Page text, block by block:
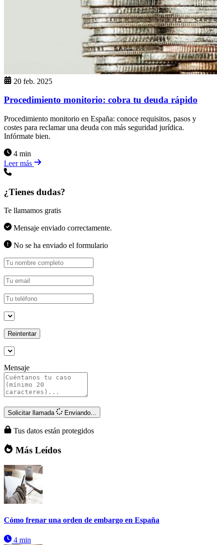
20 feb. 2025
Procedimiento monitorio: cobra tu deuda rápido
Procedimiento monitorio en España: conoce requisitos, pasos y
costes para reclamar una deuda con más seguridad jurídica.
Infórmate bien.
4 min
Leer más
¿Tienes dudas?
Te llamamos gratis
Mensaje enviado correctamente.
No se ha enviado el formulario
Reintentar
Mensaje
Solicitar llamada Enviando...
Tus datos están protegidos
Más Leídos
Cómo frenar una orden de embargo en España
4 min